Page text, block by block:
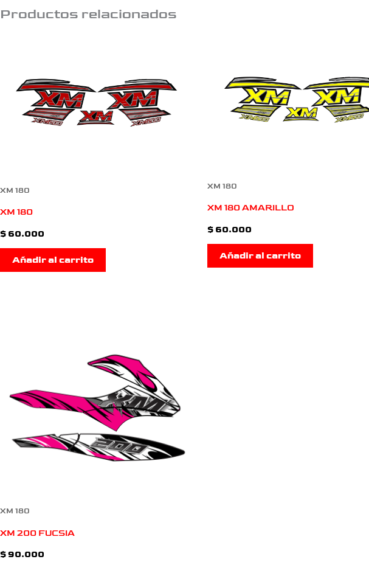
Productos relacionados
XM 180
XM 180
$ 60.000
Añadir al carrito
XM 180
XM 180 AMARILLO
$ 60.000
Añadir al carrito
XM 180
XM 200 FUCSIA
$90.000